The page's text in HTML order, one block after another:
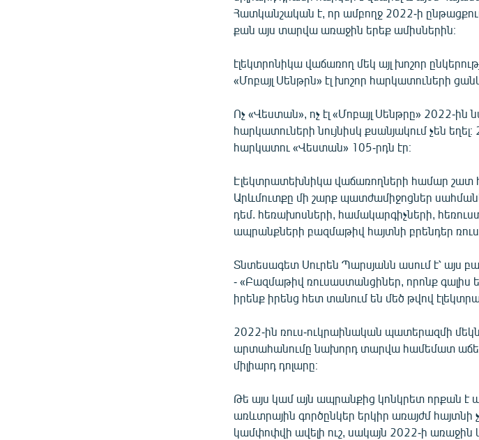
Հատկանշական է, որ ամբողջ 2022-ի ընթացքում
քան այս տարվա առաջին երեք ամիսներին։
էլեկտրոնիկա վաճառող մեկ այլ խոշոր
«Մոբայլ Սենթրն» էլ խոշոր հարկատուների
Ոչ «Վեստան», ոչ էլ «Մոբայլ Սենթրը» 2022-
հարկատուների նույնիսկ քսանյակում չեն
հարկատու «Վեստան» 105-րդն էր։
Էլեկտրատեխնիկա վաճառողների համար շատ
Արևմուտքը մի շարք պատժամիջոցներ
դեմ. հեռախոսների, համակարգիչների,
ապրանքների բազմաթիվ հայտնի բրենդեր
Տնտեսագետ Սուրեն Պարսյանն ասում է՝ այս
- «Բազմաթիվ ռուսաստանցիներ, որոնք գալիս
իրենք իրենց հետ տանում են մեծ թվով
2022-ին ռուս-ուկրաինական պատերազմի
արտահանումը նախորդ տարվա համեմատ
միլիարդ դոլարը։
Թե այս կամ այն ապրանքից կոնկրետ որքան է
առևտրային գործընկեր երկիր առայժմ հայտնի
կամփոփվի ավելի ուշ, սակայն 2022-ի առաջին